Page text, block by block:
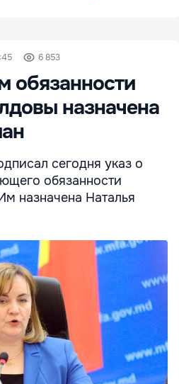
6 853
обязанности
назначена
сегодня указ о
обязанности
назначена Наталья